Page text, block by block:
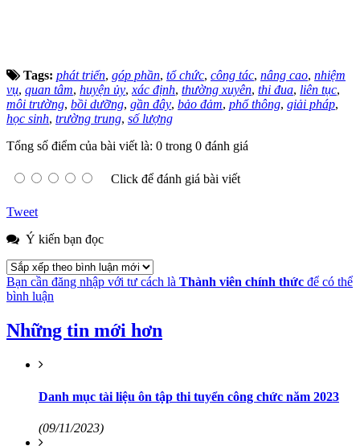
Tags: phát triển, góp phần, tổ chức, công tác, nâng cao, nhiệm
vụ, quan tâm, huyện ủy,xác định, thường xuyên, thi đua, liên tục,
môi trường, bồi dưỡng, gần đây, bảo đảm, phổ thông, giải pháp,
học sinh, trường trung, số lượng
Tổng số điểm của bài viết là: 0 trong 0 đánh giá
Click để đánh giá bài viết
Tweet
Ý kiến bạn đọc
Bạn cần đăng nhập với tư cách là Thành viên chính thức để có thể
bình luận
Những tin mới hơn
Danh mục tài liệu ôn tập thi tuyển công chức năm 2023
(09/11/2023)